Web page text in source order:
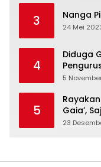
3 Nanga
24 Mei
4
Diduga
Polisi
5
5
Gaia’,
23